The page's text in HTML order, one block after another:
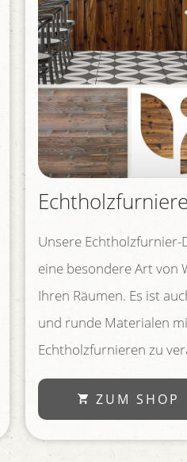
Echtholzfurniere
Unsere
eine besondere Art von
Ihren Räumen. Es ist
und runde Materialen
Echtholzfurnieren zu
ZUM SHOP